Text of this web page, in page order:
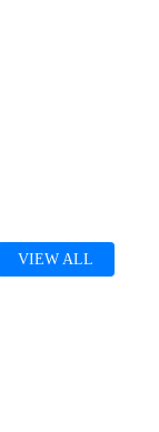
VIEW ALL